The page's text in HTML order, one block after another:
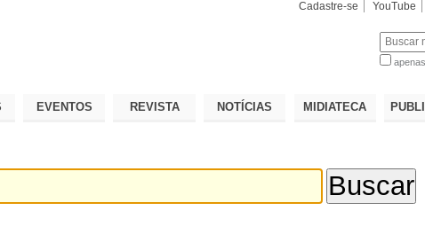
Cadastre-se YouTube
EVENTOS REVISTA NOTÍCIAS MIDIATECA